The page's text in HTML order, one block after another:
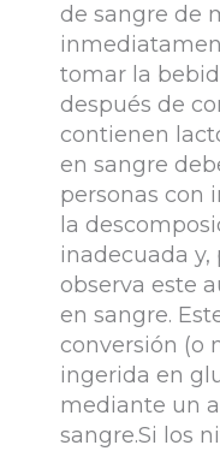
de sangre de
tomar la
después de
contienen
en sangre
personas con
la
inadecuada y,
observa este
en sangre.
conversión (o
ingerida en
mediante un
sangre.Si los